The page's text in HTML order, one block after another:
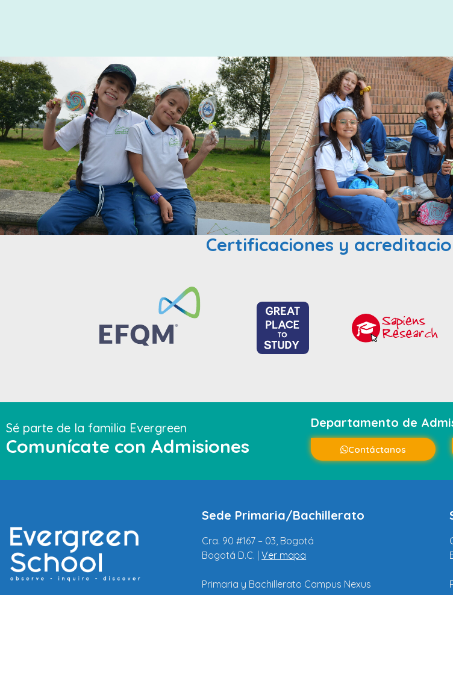
Certificaciones y
Sé parte de la familia Evergreen
Comunícate con Admisiones
Departamento de
Contáctanos
Sede Primaria/Bachillerato
Cra. 90 #167 – 03, Bogotá
Bogotá D.C. |Ver mapa
Primaria y Bachillerato Campus Nexus
310-7990997